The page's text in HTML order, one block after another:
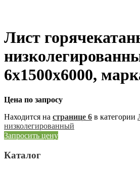
Лист
6х1500х6000,
Цена по запросу
Находится на странице 6 в категории
низколегированный
Запросить цену
Каталог